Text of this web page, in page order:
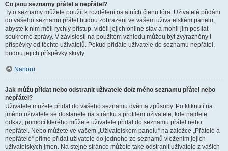
Co jsou seznamy přátel a nepřátel?
Tyto seznamy můžete použít k rozdělení ostatních členů fóra. Uživatelé přidáni
do vašeho seznamu přátel budou zobrazeni ve vašem uživatelském panelu,
abyste k nim měli rychlý přístup, viděli jejich online stav a mohli jim posílat
soukromé zprávy. V závislosti na použitém vzhledu můžou být zvýrazněny i
příspěvky od těchto uživatelů. Pokud přidáte uživatele do seznamu nepřátel,
budou jejich příspěvky skryty.
Nahoru
Jak můžu přidat nebo odstranit uživatele do/z mého seznamu přátel nebo
nepřátel?
Uživatele můžete přidat do vašeho seznamu dvěma způsoby. Po kliknutí na
jméno uživatele se dostanete na stránku s profilem uživatele, kde najdete
odkaz, pomocí kterého můžete uživatele přidat do seznamu přátel nebo
nepřátel. Nebo můžete ve vašem „Uživatelském panelu“ na záložce „Přátelé a
nepřátelé“ přímo přidat uživatele do jednoho ze seznamů vložením jejich
uživatelských jmen. Na stejné stránce můžete také odstranit uživatele z vašich